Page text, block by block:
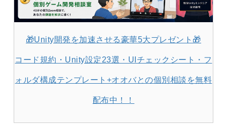
🎁Unity開発を加速させる豪華5大プレゼント🎁
コード規約・Unity設定23選・UIチェックシート・フ
ォルダ構成テンプレート+オオバとの個別相談を無料
配布中！！